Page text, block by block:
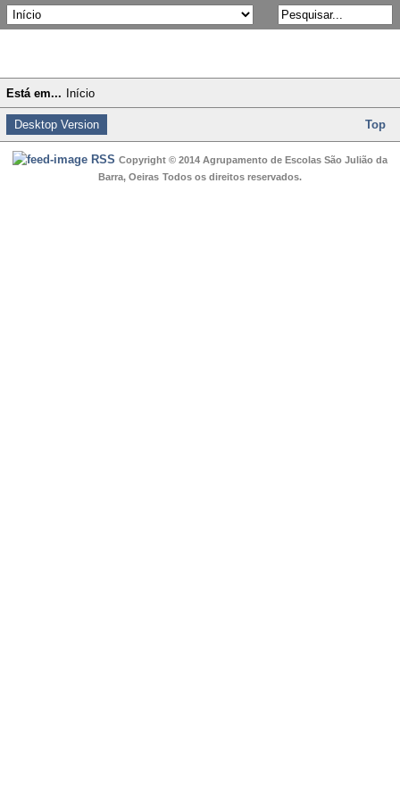
Está em... Início
Desktop Version Top
RSS Copyright © 2014 Agrupamento de Escolas São Julião da
Barra, Oeiras Todos os direitos reservados.